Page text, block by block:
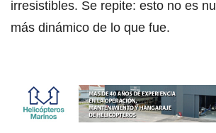
irresistibles. Se repite: esto no es
más dinámico de lo que fue.